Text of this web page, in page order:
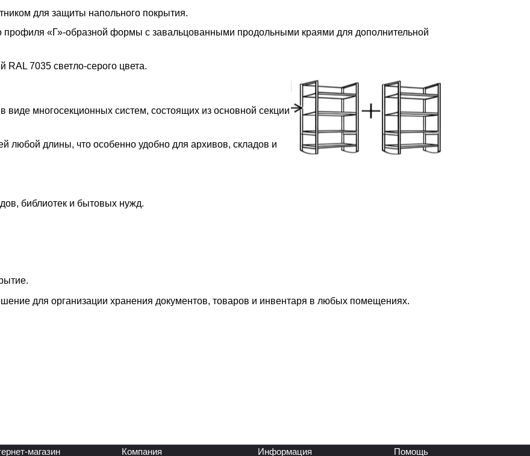
для защиты напольного покрытия.
профиля «Г»-образной формы с завальцованными продольными краями для дополнительной
7035 светло-серого цвета.
многосекционных систем, состоящих из основной секции
любой длины, что особенно удобно для архивов, складов и
библиотек и бытовых нужд.
для организации хранения документов, товаров и инвентаря в любых помещениях.
магазин Компания Информация Помощь